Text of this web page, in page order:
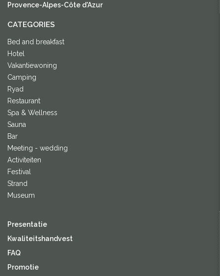
Provence-Alpes-Côte d'Azur
CATEGORIES
Bed and breakfast
Hotel
Vakantiewoning
Camping
Ryad
Restaurant
Spa & Wellness
Sauna
Bar
Meeting - wedding
Activiteiten
Festival
Strand
Museum
Presentatie
Kwaliteitshandvest
FAQ
Promotie